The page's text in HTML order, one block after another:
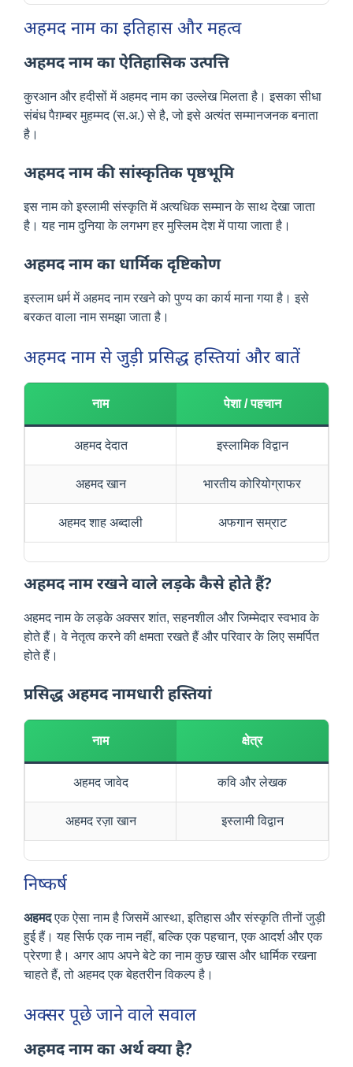
अहमद नाम का इतिहास और महत्व
अहमद नाम का ऐतिहासिक उत्पत्ति
कुरआन और हदीसों में अहमद नाम का उल्लेख मिलता है। इसका सीधा
संबंध पैग़म्बर मुहम्मद (स.अ.) से है, जो इसे अत्यंत सम्मानजनक बनाता
है।
अहमद नाम की सांस्कृतिक पृष्ठभूमि
इस नाम को इस्लामी संस्कृति में अत्यधिक सम्मान के साथ देखा जाता
है। यह नाम दुनिया के लगभग हर मुस्लिम देश में पाया जाता है।
अहमद नाम का धार्मिक दृष्टिकोण
इस्लाम धर्म में अहमद नाम रखने को पुण्य का कार्य माना गया है। इसे
बरकत वाला नाम समझा जाता है।
अहमद नाम से जुड़ी प्रसिद्ध हस्तियां और बातें
नाम पेशा / पहचान
अहमद देदात इस्लामिक विद्वान
अहमद खान भारतीय कोरियोग्राफर
अहमद शाह अब्दाली अफगान सम्राट
अहमद नाम रखने वाले लड़के कैसे होते हैं?
अहमद नाम के लड़के अक्सर शांत, सहनशील और जिम्मेदार स्वभाव के
होते हैं। वे नेतृत्व करने की क्षमता रखते हैं और परिवार के लिए समर्पित
होते हैं।
प्रसिद्ध अहमद नामधारी हस्तियां
नाम क्षेत्र
अहमद जावेद कवि और लेखक
अहमद रज़ा खान इस्लामी विद्वान
निष्कर्ष
अहमदएक ऐसा नाम है जिसमें आस्था, इतिहास और संस्कृति तीनों जुड़ी
हुई हैं। यह सिर्फ एक नाम नहीं, बल्कि एक पहचान, एक आदर्श और एक
प्रेरणा है। अगर आप अपने बेटे का नाम कुछ खास और धार्मिक रखना
चाहते हैं, तो अहमद एक बेहतरीन विकल्प है।
अक्सर पूछे जाने वाले सवाल
अहमद नाम का अर्थ क्या है?